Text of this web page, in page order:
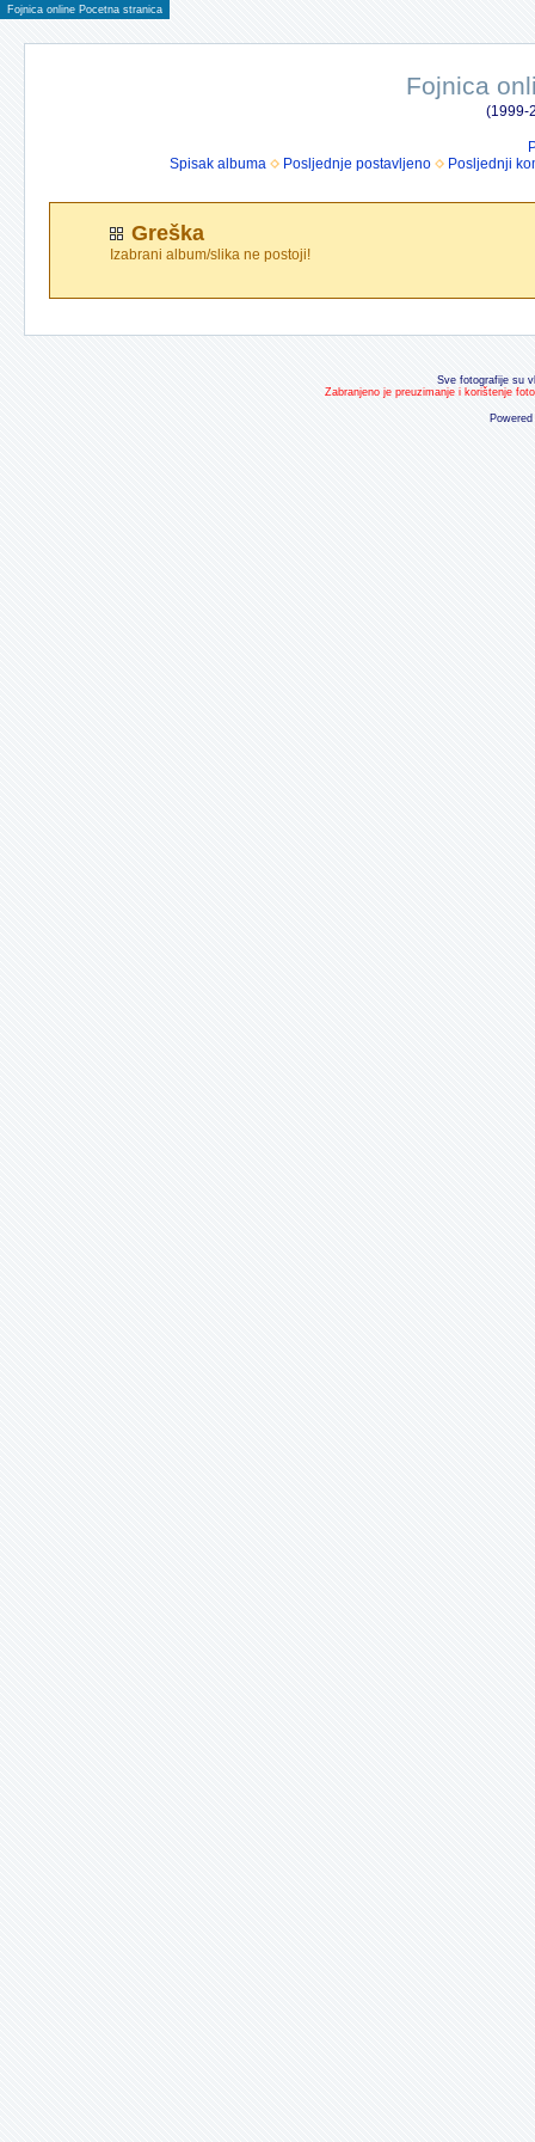
Fojnica online Pocetna stranica
Fojnica
(1999-
Spisak albuma
Posljednje postavljeno Posljednji
Greška
Izabrani album/slika ne postoji!
Sve fotografije su
Zabranjeno je preuzimanje i korištenje